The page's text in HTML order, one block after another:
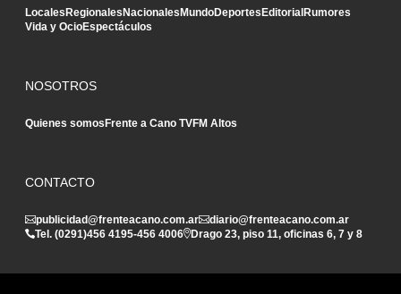
Locales Regionales Nacionales MundoDeportes Editorial Rumores
Vida y OcioEspectáculos
NOSOTROS
Quienes somos Frente a Cano TVFM Altos
CONTACTO
publicidad@frenteacano.com.ar
diario@frenteacano.com.ar
Tel. (0291)456 4195-456 4006 Drago 23, piso 11, oficinas 6, 7 y 8